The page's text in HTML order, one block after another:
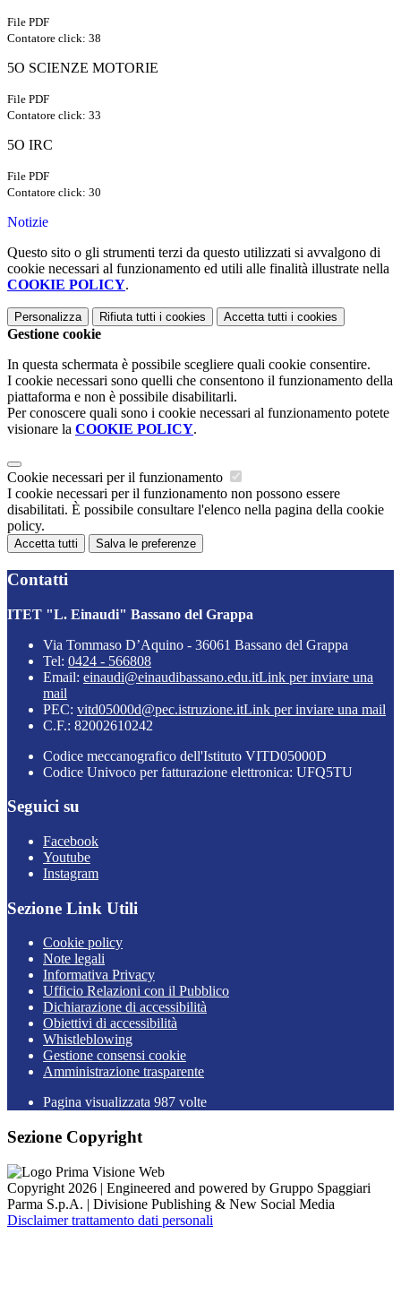
File PDF
Contatore click: 38
5O SCIENZE MOTORIE
File PDF
Contatore click: 33
5O IRC
File PDF
Contatore click: 30
Notizie
Questo sito o gli strumenti terzi da questo utilizzati si avvalgono di
cookie necessari al funzionamento ed utili alle finalità illustrate nella
COOKIE POLICY.
Personalizza Rifiuta tutti i cookies Accetta tutti i cookies
Gestione cookie
In questa schermata è possibile scegliere quali cookie consentire.
I cookie necessari sono quelli che consentono il funzionamento della
piattaforma e non è possibile disabilitarli.
Per conoscere quali sono i cookie necessari al funzionamento potete
visionare la COOKIE POLICY.
Cookie necessari per il funzionamento
I cookie necessari per il funzionamento non possono essere
disabilitati. È possibile consultare l'elenco nella pagina della cookie
policy.
Accetta tutti Salva le preferenze
Contatti
ITET "L. Einaudi" Bassano del Grappa
Via Tommaso D’Aquino - 36061 Bassano del Grappa
Tel: 0424 - 566808
Email: einaudi@einaudibassano.edu.itLink per inviare una
mail
PEC: vitd05000d@pec.istruzione.itLink per inviare una mail
C.F.: 82002610242
Codice meccanografico dell'Istituto VITD05000D
Codice Univoco per fatturazione elettronica: UFQ5TU
Seguici su
Facebook
Youtube
Instagram
Sezione Link Utili
Cookie policy
Note legali
Informativa Privacy
Ufficio Relazioni con il Pubblico
Dichiarazione di accessibilità
Obiettivi di accessibilità
Whistleblowing
Gestione consensi cookie
Amministrazione trasparente
Pagina visualizzata 987 volte
Sezione Copyright
Copyright 2026 | Engineered and powered by Gruppo Spaggiari
Parma S.p.A. | Divisione Publishing & New Social Media
Disclaimer trattamento dati personali